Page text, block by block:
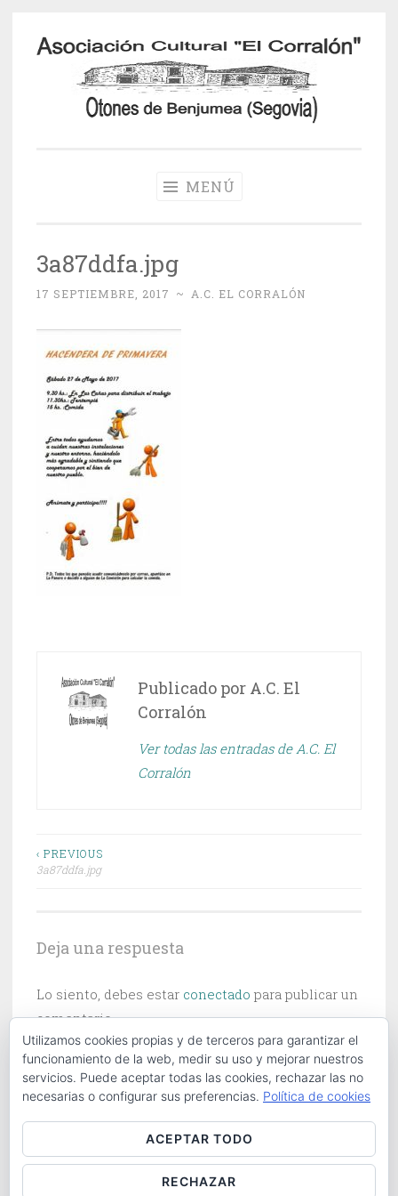
Saltar
contenido
MENÚ
3a87ddfa.jpg
17 SEPTIEMBRE, 2017 ~ A.C. EL CORRALÓN
Publicado por A.C. El
Corralón
Ver todas las entradas de A.C. El
Corralón
Navegación
‹ PREVIOUS
3a87ddfa.jpg
Deja una respuesta
Lo siento, debes estar conectado para publicar un
comentario.
Utilizamos cookies propias y de terceros para garantizar el
funcionamiento de la web, medir su uso y mejorar nuestros
servicios. Puede aceptar todas las cookies, rechazar las no
necesarias o configurar sus preferencias. Política de cookies
ACEPTAR TODO
RECHAZAR